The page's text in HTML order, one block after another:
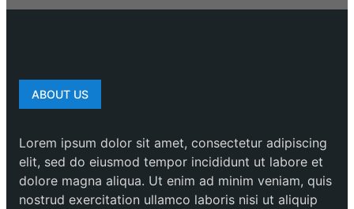
ABOUT US
Lorem ipsum dolor sit amet, consectetur adipiscing
elit, sed do eiusmod tempor incididunt ut labore et
dolore magna aliqua. Ut enim ad minim veniam, quis
nostrud exercitation ullamco laboris nisi ut aliquip